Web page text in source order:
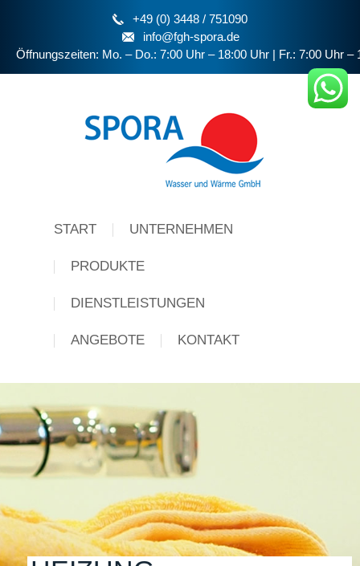
+49 (0) 3448 / 751090
info@fgh-spora.de
Öffnungszeiten: Mo. – Do.: 7:00 Uhr – 18:00 Uhr | Fr.: 7:00 Uhr
START UNTERNEHMEN
PRODUKTE
DIENSTLEISTUNGEN
ANGEBOTE KONTAKT